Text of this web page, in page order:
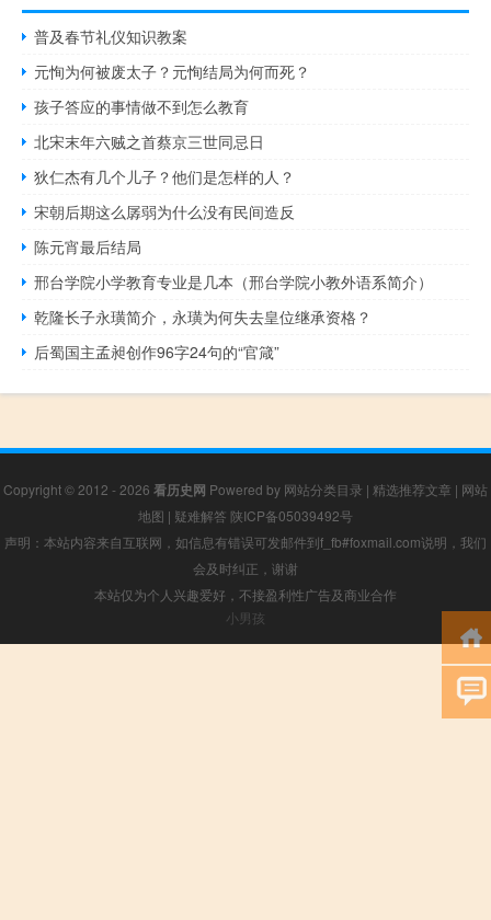
普及春节礼仪知识教案
元恂为何被废太子？元恂结局为何而死？
孩子答应的事情做不到怎么教育
北宋末年六贼之首蔡京三世同忌日
狄仁杰有几个儿子？他们是怎样的人？
宋朝后期这么孱弱为什么没有民间造反
陈元宵最后结局
邢台学院小学教育专业是几本（邢台学院小教外语系简介）
乾隆长子永璜简介，永璜为何失去皇位继承资格？
后蜀国主孟昶创作96字24句的“官箴”
Copyright © 2012 - 2026 看历史网 Powered by 网站分类目录 | 精选推荐文章 | 网站
地图 | 疑难解答 陕ICP备05039492号
声明：本站内容来自互联网，如信息有错误可发邮件到f_fb#foxmail.com说明，我们
会及时纠正，谢谢
本站仅为个人兴趣爱好，不接盈利性广告及商业合作
小男孩